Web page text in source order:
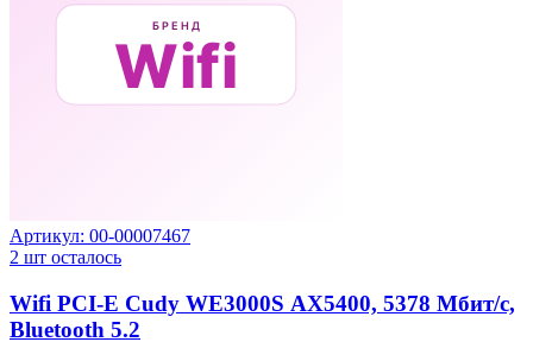
Артикул: 00-00007467
2 шт осталось
Wifi PCI-E Cudy WE3000S АХ5400, 5378 Мбит/с,
Bluetooth 5.2